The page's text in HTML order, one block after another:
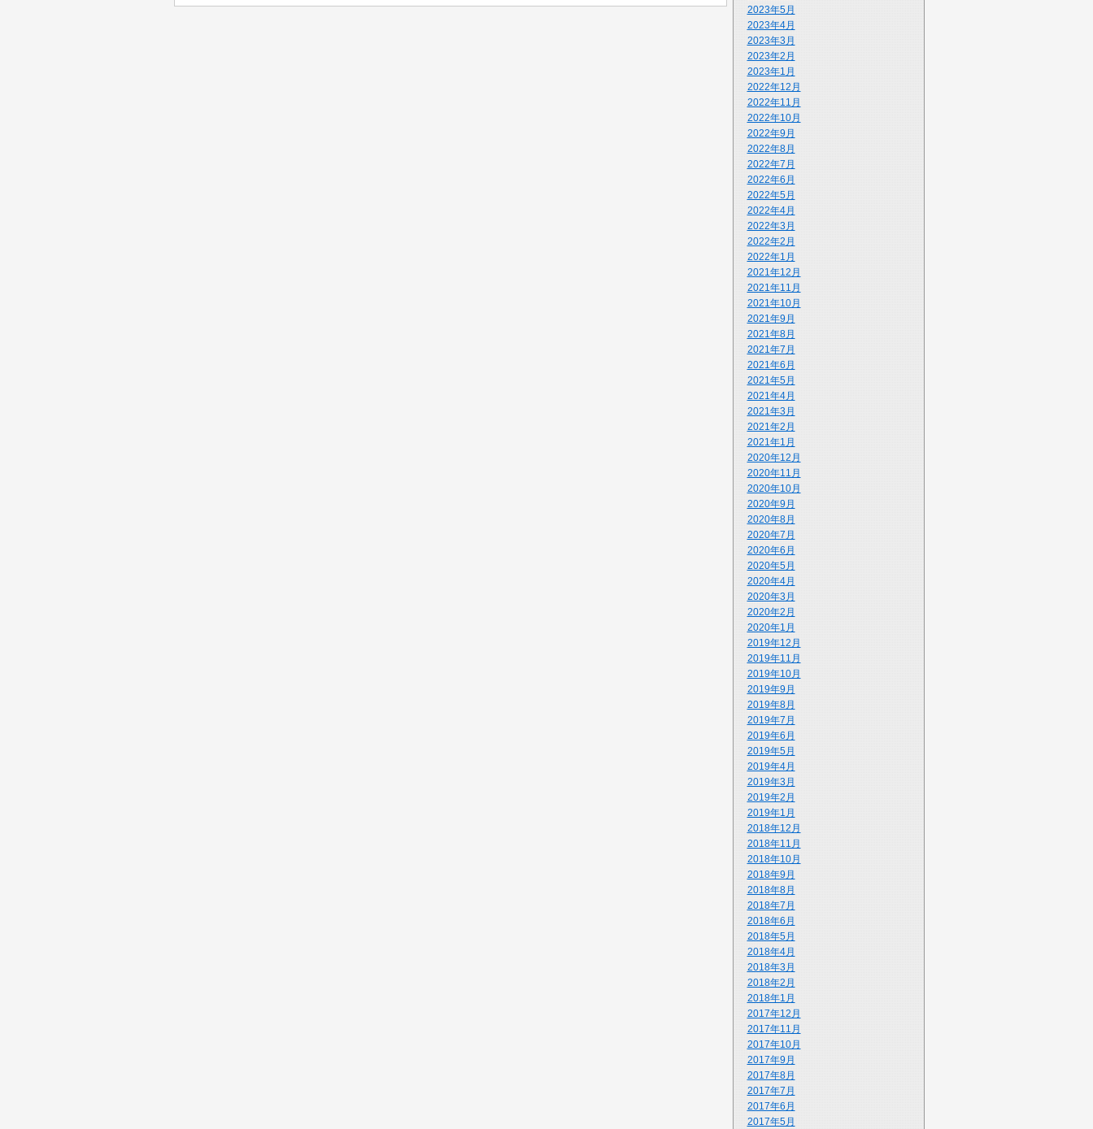
2023年5月
2023年4月
2023年3月
2023年2月
2023年1月
2022年12月
2022年11月
2022年10月
2022年9月
2022年8月
2022年7月
2022年6月
2022年5月
2022年4月
2022年3月
2022年2月
2022年1月
2021年12月
2021年11月
2021年10月
2021年9月
2021年8月
2021年7月
2021年6月
2021年5月
2021年4月
2021年3月
2021年2月
2021年1月
2020年12月
2020年11月
2020年10月
2020年9月
2020年8月
2020年7月
2020年6月
2020年5月
2020年4月
2020年3月
2020年2月
2020年1月
2019年12月
2019年11月
2019年10月
2019年9月
2019年8月
2019年7月
2019年6月
2019年5月
2019年4月
2019年3月
2019年2月
2019年1月
2018年12月
2018年11月
2018年10月
2018年9月
2018年8月
2018年7月
2018年6月
2018年5月
2018年4月
2018年3月
2018年2月
2018年1月
2017年12月
2017年11月
2017年10月
2017年9月
2017年8月
2017年7月
2017年6月
2017年5月